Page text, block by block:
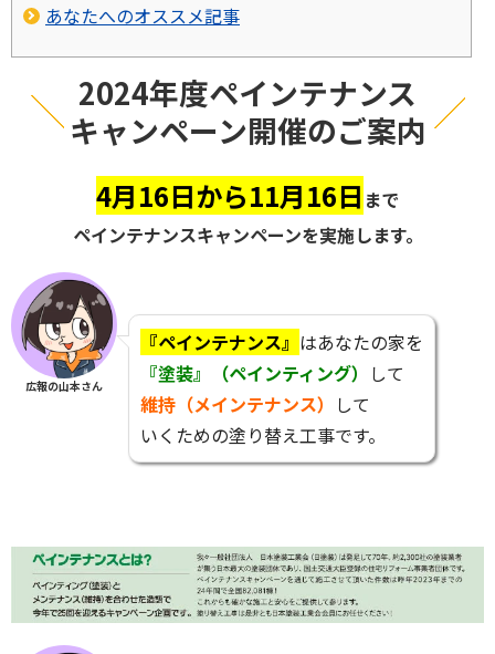
あなたへのオススメ記事
2024年度ペインテナンス
キャンペーン開催のご案内
4月16日から11月16日 まで
ペインテナンスキャンペーンを実施します。
広報の山本さん
『ペインテナンス』 はあなたの家を
『塗装』（ペインティング） して
維持（メインテナンス） して
いくための塗り替え工事です。